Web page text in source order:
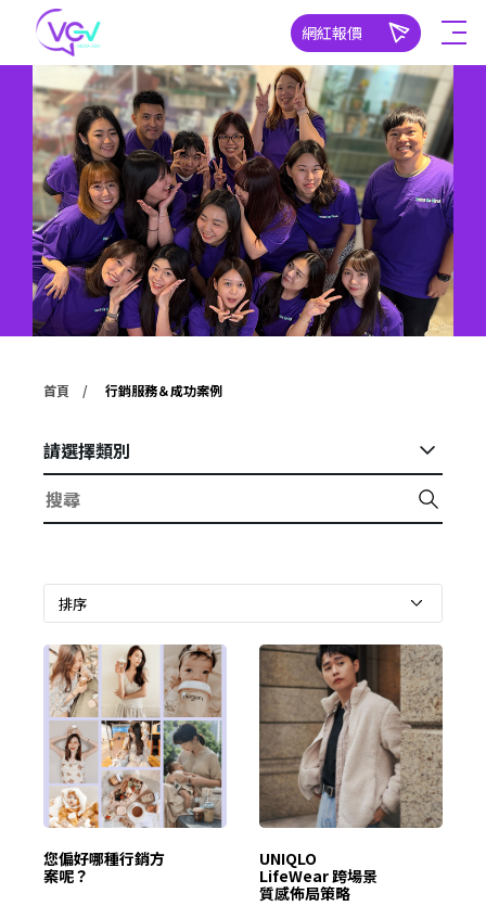
網紅報價
首頁 行銷服務＆成功案例
請選擇類別
您偏好哪種行銷方
案呢？
UNIQLO
LifeWear 跨場景
質感佈局策略